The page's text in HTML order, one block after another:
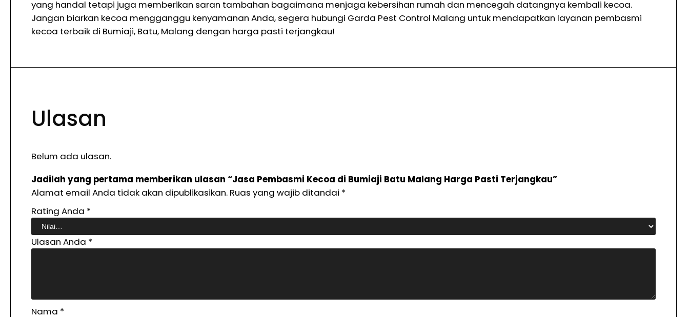
yang handal tetapi juga memberikan saran tambahan bagaimana menjaga kebersihan rumah dan mencegah datangnya kembali kecoa.
Jangan biarkan kecoa mengganggu kenyamanan Anda, segera hubungi Garda Pest Control Malang untuk mendapatkan layanan pembasmi
kecoa terbaik di Bumiaji, Batu, Malang dengan harga pasti terjangkau!
Ulasan
Belum ada ulasan.
Jadilah yang pertama memberikan ulasan “Jasa Pembasmi Kecoa di Bumiaji Batu Malang Harga Pasti Terjangkau”
Alamat email Anda tidak akan dipublikasikan. Ruas yang wajib ditandai *
Rating Anda *
Ulasan Anda *
Nama *